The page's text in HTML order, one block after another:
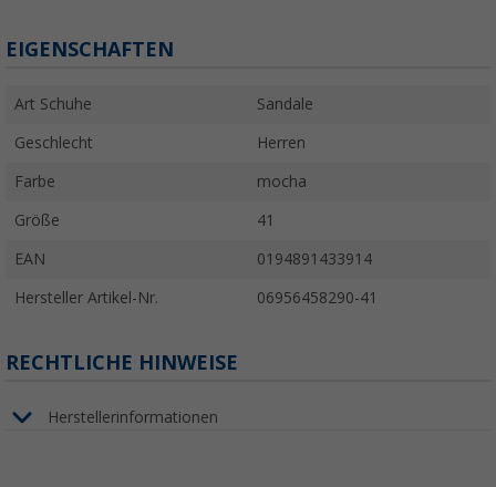
EIGENSCHAFTEN
Art Schuhe Sandale
Geschlecht Herren
Farbe mocha
Größe 41
EAN 0194891433914
Hersteller Artikel-Nr. 06956458290-41
RECHTLICHE HINWEISE
Herstellerinformationen